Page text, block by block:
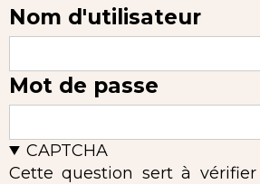
Nom d'utilisateur
Mot de passe
CAPTCHA
Cette question sert à